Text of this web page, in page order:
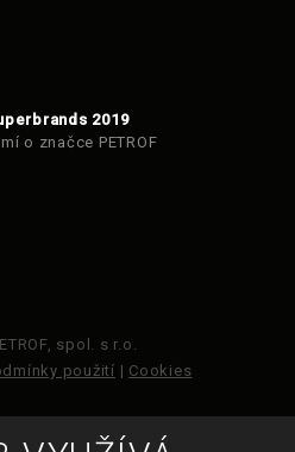
2019
o značce PETROF
spol. s r.o.
použití | Cookies